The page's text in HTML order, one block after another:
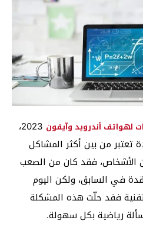
لهواتف أندرويد وآيفون
2023،
تعتبر من بين أكثر المشاكل
الأشخاص، فقد كان من الصعب
في السابق، ولكن اليوم
فقد حلّت هذه المشكلة
رياضية بكل سهولة.